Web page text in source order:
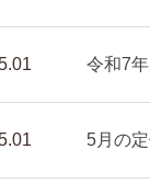
令和7
5月の